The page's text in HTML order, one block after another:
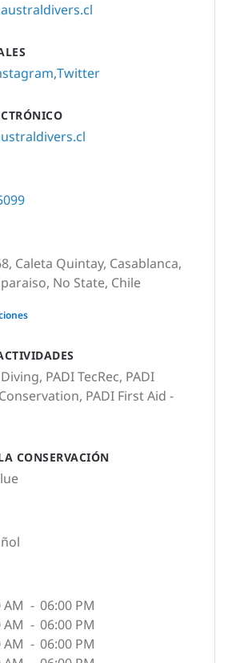
PADI TecRec, PADI
PADI First Aid -
CONSERVACIÓN
AM - 06:00 PM
AM - 06:00 PM
AM - 06:00 PM
Twitter
Caleta Quintay, Casablanca,
No State, Chile